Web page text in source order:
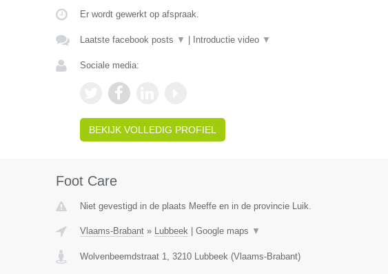
Er wordt gewerkt op afspraak.
Laatste facebook posts ▼ Introductie video ▼
Sociale media:
BEKIJK VOLLEDIG PROFIEL
Foot Care
Niet gevestigd in de plaats Meeffe en in de provincie Luik.
Vlaams-Brabant» Lubbeek| Google maps ▼
Wolvenbeemdstraat 1, 3210 Lubbeek(Vlaams-Brabant)